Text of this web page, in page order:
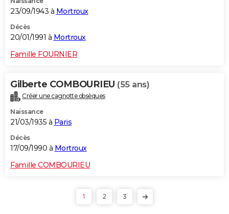
23/09/1943 à Mortroux
Décès
20/01/1991 à Mortroux
Famille FOURNIER
Gilberte COMBOURIEU (55 ans)
Créer une cagnotte obsèques
Naissance
21/03/1935 à Paris
Décès
17/09/1990 à Mortroux
Famille COMBOURIEU
1 2 3